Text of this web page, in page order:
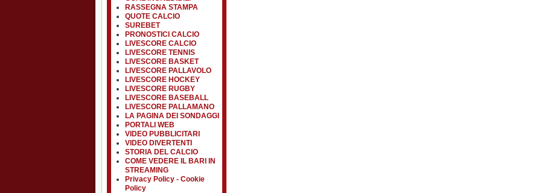
RASSEGNA STAMPA
QUOTE CALCIO
SUREBET
PRONOSTICI CALCIO
LIVESCORE CALCIO
LIVESCORE TENNIS
LIVESCORE BASKET
LIVESCORE PALLAVOLO
LIVESCORE HOCKEY
LIVESCORE RUGBY
LIVESCORE BASEBALL
LIVESCORE PALLAMANO
LA PAGINA DEI SONDAGGI
PORTALI WEB
VIDEO PUBBLICITARI
VIDEO DIVERTENTI
STORIA DEL CALCIO
COME VEDERE IL BARI IN
STREAMING
Privacy Policy - Cookie
Policy